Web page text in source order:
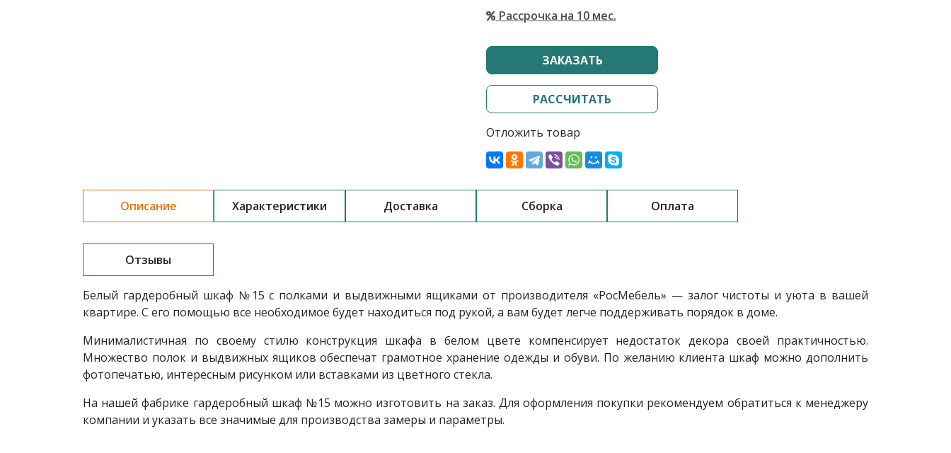
Рассрочка на 10 мес.
ЗАКАЗАТЬ
РАССЧИТАТЬ
Отложить товар
Описание Характеристики Доставка Сборка Оплата
Отзывы
Белый гардеробный шкаф №15 с полками и выдвижными ящиками от производителя «РосМебель» — залог чистоты и уюта в вашей
квартире. С его помощью все необходимое будет находиться под рукой, а вам будет легче поддерживать порядок в доме.
Минималистичная по своему стилю конструкция шкафа в белом цвете компенсирует недостаток декора своей практичностью.
Множество полок и выдвижных ящиков обеспечат грамотное хранение одежды и обуви. По желанию клиента шкаф можно дополнить
фотопечатью, интересным рисунком или вставками из цветного стекла.
На нашей фабрике гардеробный шкаф №15 можно изготовить на заказ. Для оформления покупки рекомендуем обратиться к менеджеру
компании и указать все значимые для производства замеры и параметры.